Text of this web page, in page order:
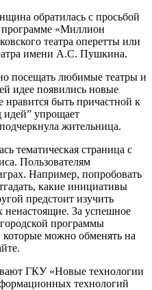
обратилась с просьбой
программе «Миллион
театра оперетты или
имени А.С. Пушкина.
посещать любимые театры и
идее появились новые
быть причастной к
идей” упрощает
жительница.
тематическая страница с
Пользователям
Например, попробовать
какие инициативы
предстоит изучить
За успешное
программы
можно обменять на
ГКУ «Новые технологии
технологий